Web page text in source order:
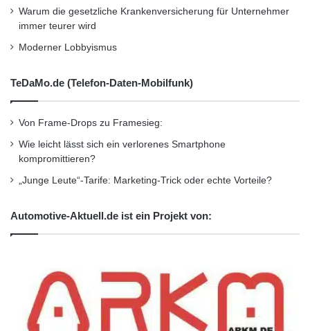
Warum die gesetzliche Krankenversicherung für Unternehmer
immer teurer wird
Moderner Lobbyismus
TeDaMo.de (Telefon-Daten-Mobilfunk)
Von Frame-Drops zu Framesieg:
Wie leicht lässt sich ein verlorenes Smartphone
kompromittieren?
„Junge Leute“-Tarife: Marketing-Trick oder echte Vorteile?
Automotive-Aktuell.de ist ein Projekt von: